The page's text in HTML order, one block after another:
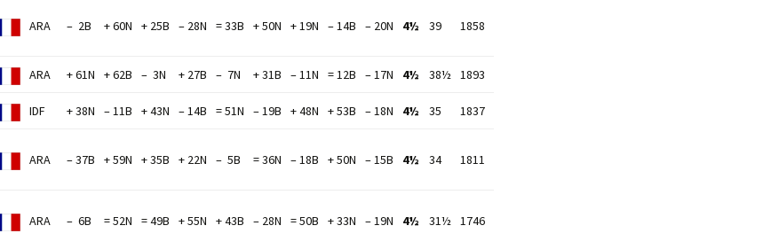
ARA – 2B + 60N + 25B – 28N = 33B + 50N + 19N – 14B – 20N 4½ 39 1858
ARA + 61N + 62B – 3N + 27B – 7N + 31B – 11N = 12B – 17N 4½ 38½ 1893
IDF + 38N – 11B + 43N – 14B = 51N – 19B + 48N + 53B – 18N 4½ 35 1837
ARA – 37B + 59N + 35B + 22N – 5B = 36N – 18B + 50N – 15B 4½ 34 1811
ARA – 6B = 52N = 49B + 55N + 43B – 28N = 50B + 33N – 19N 4½ 31½ 1746